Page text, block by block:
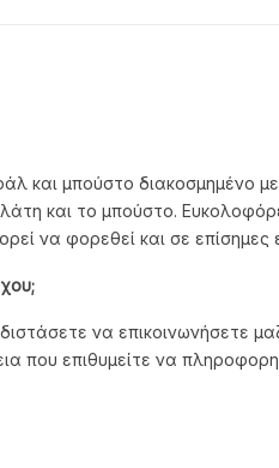
και μπούστο διακοσμημένο
και το μπούστο.
να φορεθεί και σε
να επικοινωνήσετε
που επιθυμείτε να